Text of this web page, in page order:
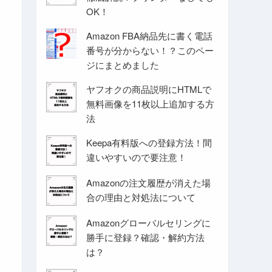
OK！
Amazon FBA納品先に書く電話
番号が分からない！？このペー
ジにまとめました
ヤフオクの商品説明にHTMLで
無料画像を11枚以上追加する方
法
Keepa有料版への登録方法！間
違いやすいので要注意！
Amazonの注文履歴が消えた場
合の理由と対処法について
Amazonグローバルセリングに
勝手に登録？確認・解約方法
は？